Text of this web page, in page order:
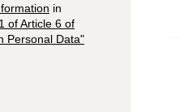
in
of Article 6 of
Personal Data"